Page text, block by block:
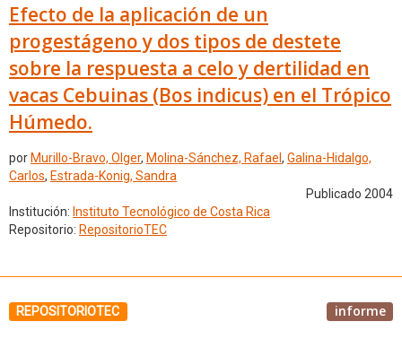
Efecto de la aplicación de un
progestágeno y dos tipos de destete
sobre la respuesta a celo y dertilidad en
vacas Cebuinas (Bos indicus) en el Trópico
Húmedo.
por Murillo-Bravo, Olger, Molina-Sánchez, Rafael , Galina-Hidalgo,
Carlos, Estrada-Konig, Sandra
Publicado 2004
Institución: Instituto Tecnológico de Costa Rica
Repositorio: RepositorioTEC
REPOSITORIOTEC informe